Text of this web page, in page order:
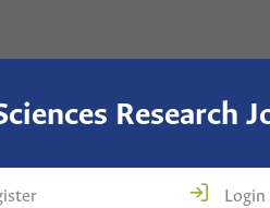
Research
Login